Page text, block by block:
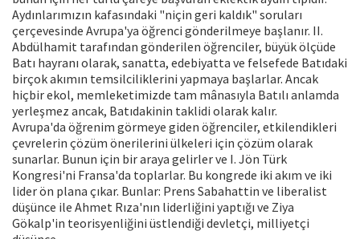
Aydınlarımızın kafasındaki "niçin geri kaldık" soruları
çerçevesinde Avrupa'ya öğrenci gönderilmeye başlanır. II.
Abdülhamit tarafından gönderilen öğrenciler, büyük ölçüde
Batı hayranı olarak, sanatta, edebiyatta ve felsefede Batıdaki
birçok akımın temsilciliklerini yapmaya başlarlar. Ancak
hiçbir ekol, memleketimizde tam mânasıyla Batılı anlamda
yerleşmez ancak, Batıdakinin taklidi olarak kalır.
Avrupa'da öğrenim görmeye giden öğrenciler, etkilendikleri
çevrelerin çözüm önerilerini ülkeleri için çözüm olarak
sunarlar. Bunun için bir araya gelirler ve I. Jön Türk
Kongresi'ni Fransa'da toplarlar. Bu kongrede iki akım ve iki
lider ön plana çıkar. Bunlar: Prens Sabahattin ve liberalist
düşünce ile Ahmet Rıza'nın liderliğini yaptığı ve Ziya
Gökalp'in teorisyenliğini üstlendiği devletçi, milliyetçi